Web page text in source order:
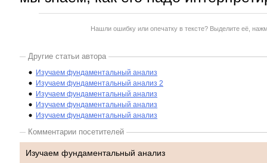
Нашли ошибку или опечатку в тексте? Выделите её,
Другие статьи автора
Изучаем фундаментальный анализ
Изучаем фундаментальный анализ 2
Изучаем фундаментальный анализ
Изучаем фундаментальный анализ
Изучаем фундаментальный анализ
Комментарии посетителей
Изучаем фундаментальный анализ